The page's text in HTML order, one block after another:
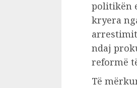
politikën
kryera
ndaj
reformë
Të